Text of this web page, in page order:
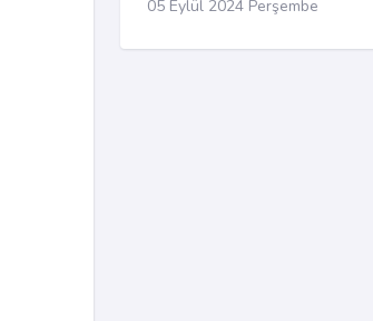
05 Eylül 2024 Perşembe